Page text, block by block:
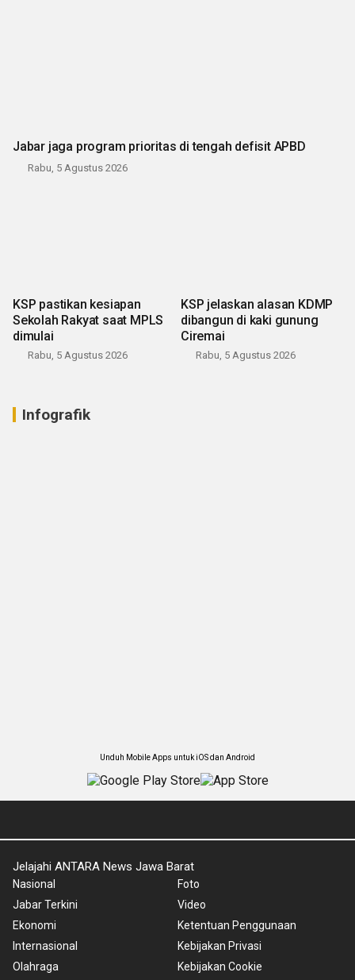
Jabar jaga program prioritas di tengah defisit APBD
Rabu, 5 Agustus 2026
KSP pastikan kesiapan
Sekolah Rakyat saat MPLS
dimulai
Rabu, 5 Agustus 2026
KSP jelaskan alasan KDMP
dibangun di kaki gunung
Ciremai
Rabu, 5 Agustus 2026
Infografik
Unduh Mobile Apps untuk iOS dan Android
Jelajahi ANTARA News Jawa Barat
Nasional
Jabar Terkini
Ekonomi
Internasional
Olahraga
Foto
Video
Ketentuan Penggunaan
Kebijakan Privasi
Kebijakan Cookie